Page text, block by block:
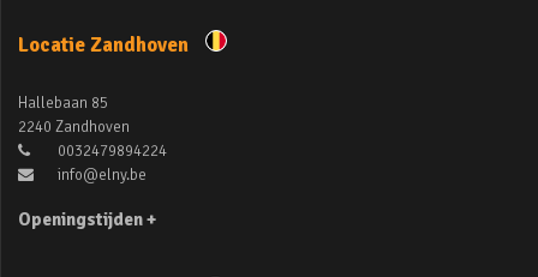
Locatie Zandhoven
Hallebaan 85
2240 Zandhoven
0032479894224
info@elny.be
Openingstijden +